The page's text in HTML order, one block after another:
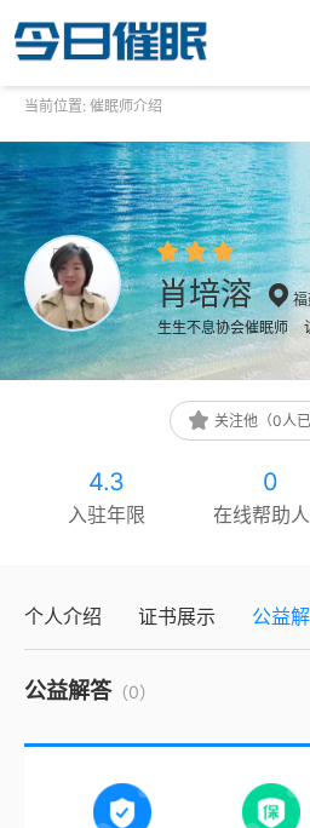
当前位置: 催眠师介绍
肖培溶
生生不息协会催眠师
关注他（0人已
4.3
入驻年限
0
在线帮助
个人介绍 证书展示 公益
公益解答（0）